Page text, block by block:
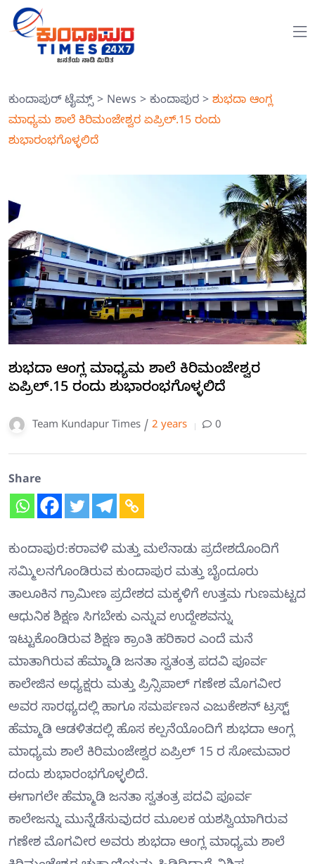
ಕುಂದಾಪುರ್ ಟೈಮ್ಸ್> News > ಕುಂದಾಪುರ > ಶುಭದಾ ಆಂಗ್ಲ
ಮಾಧ್ಯಮ ಶಾಲೆ ಕಿರಿಮಂಜೇಶ್ವರ ಏಪ್ರಿಲ್.15 ರಂದು
ಶುಭಾರಂಭಗೊಳ್ಳಲಿದೆ
ಶುಭದಾ ಆಂಗ್ಲ ಮಾಧ್ಯಮ ಶಾಲೆ ಕಿರಿಮಂಜೇಶ್ವರ
ಏಪ್ರಿಲ್.15 ರಂದು ಶುಭಾರಂಭಗೊಳ್ಳಲಿದೆ
Team Kundapur Times / 2 years 0
Share
ಕುಂದಾಪುರ:ಕರಾವಳಿ ಮತ್ತು ಮಲೆನಾಡು ಪ್ರದೇಶದೊಂದಿಗೆ
ಸಮ್ಮಿಲನಗೊಂಡಿರುವ ಕುಂದಾಪುರ ಮತ್ತು ಬೈಂದೂರು
ತಾಲೂಕಿನ ಗ್ರಾಮೀಣ ಪ್ರದೇಶದ ಮಕ್ಕಳಿಗೆ ಉತ್ತಮ ಗುಣಮಟ್ಟದ
ಆಧುನಿಕ ಶಿಕ್ಷಣ ಸಿಗಬೇಕು ಎನ್ನುವ ಉದ್ದೇಶವನ್ನು
ಇಟ್ಟುಕೊಂಡಿರುವ ಶಿಕ್ಷಣ ಕ್ರಾಂತಿ ಹರಿಕಾರ ಎಂದೆ ಮನೆ
ಮಾತಾಗಿರುವ ಹೆಮ್ಮಾಡಿ ಜನತಾ ಸ್ವತಂತ್ರ ಪದವಿ ಪೂರ್ವ
ಕಾಲೇಜಿನ ಅಧ್ಯಕ್ಷರು ಮತ್ತು ಪ್ರಿನ್ಸಿಪಾಲ್ ಗಣೇಶ ಮೊಗವೀರ
ಅವರ ಸಾರಥ್ಯದಲ್ಲಿ ಹಾಗೂ ಸಮರ್ಪಣನ ಎಜುಕೇಶನ್ ಟ್ರಸ್ಟ್
ಹೆಮ್ಮಾಡಿ ಆಡಳಿತದಲ್ಲಿ ಹೊಸ ಕಲ್ಪನೆಯೊಂದಿಗೆ ಶುಭದಾ ಆಂಗ್ಲ
ಮಾಧ್ಯಮ ಶಾಲೆ ಕಿರಿಮಂಜೇಶ್ವರ ಏಪ್ರಿಲ್ 15 ರ ಸೋಮವಾರ
ದಂದು ಶುಭಾರಂಭಗೊಳ್ಳಲಿದೆ.
ಈಗಾಗಲೇ ಹೆಮ್ಮಾಡಿ ಜನತಾ ಸ್ವತಂತ್ರ ಪದವಿ ಪೂರ್ವ
ಕಾಲೇಜನ್ನು ಮುನ್ನೆಡೆಸುವುದರ ಮೂಲಕ ಯಶಸ್ವಿಯಾಗಿರುವ
ಗಣೇಶ ಮೊಗವೀರ ಅವರು ಶುಭದಾ ಆಂಗ್ಲ ಮಾಧ್ಯಮ ಶಾಲೆ